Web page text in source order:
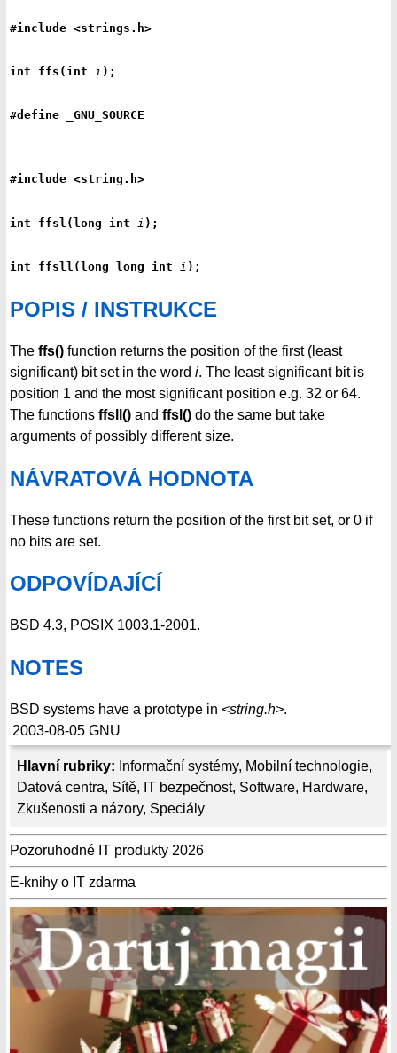
Hlavní rubriky: Informační systémy, Mobilní technologie,
Datová centra, Sítě, IT bezpečnost, Software, Hardware,
Zkušenosti a názory, Speciály
Pozoruhodné IT produkty 2026
E-knihy o IT zdarma
#include <strings.h>
int ffs(int i );
#define _GNU_SOURCE
#include <string.h>
int ffsl(long int i );
int ffsll(long long int i );
POPIS / INSTRUKCE
The ffs() function returns the position of the first (least
significant) bit set in the word i. The least significant bit is
position 1 and the most significant position e.g. 32 or 64.
The functions ffsll() and ffsl() do the same but take
arguments of possibly different size.
NÁVRATOVÁ HODNOTA
These functions return the position of the first bit set, or 0 if
no bits are set.
ODPOVÍDAJÍCÍ
BSD 4.3, POSIX 1003.1-2001.
NOTES
BSD systems have a prototype in <string.h>.
2003-08-05 GNU